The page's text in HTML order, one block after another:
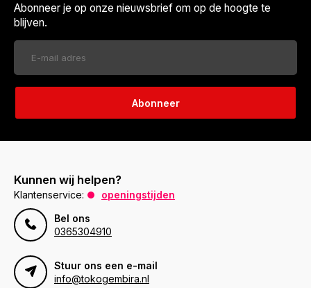
Abonneer je op onze nieuwsbrief om op de hoogte te
blijven.
Abonneer
Kunnen wij helpen?
Klantenservice:
openingstijden
Bel ons
0365304910
Stuur ons een e-mail
info@tokogembira.nl